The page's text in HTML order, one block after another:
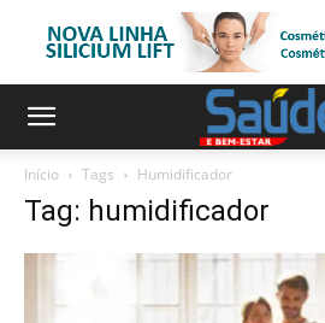
Início Tags Humidificador
Tag: humidificador